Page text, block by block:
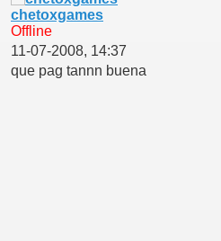
chetoxgames
Offline
11-07-2008, 14:37
que pag tannn buena